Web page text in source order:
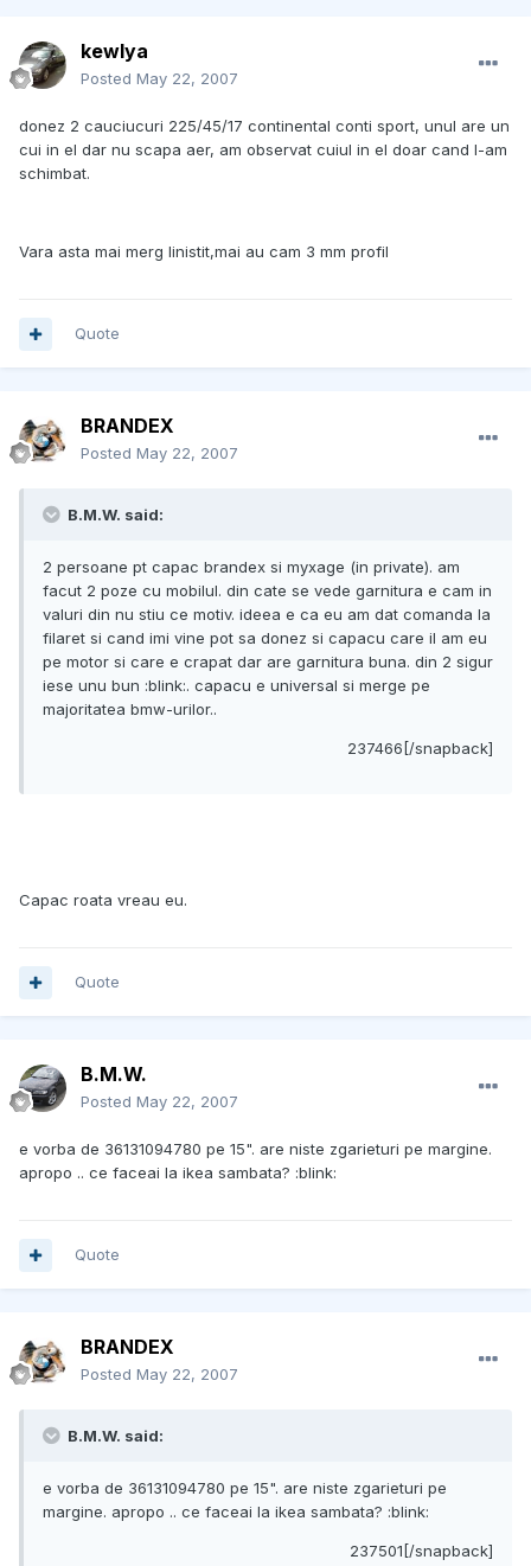
kewlya
Posted May 22, 2007
donez 2 cauciucuri 225/45/17 continental conti sport, unul are un
cui in el dar nu scapa aer, am observat cuiul in el doar cand l-am
schimbat.
Vara asta mai merg linistit,mai au cam 3 mm profil
Quote
BRANDEX
Posted May 22, 2007
B.M.W. said:
2 persoane pt capac brandex si myxage (in private). am
facut 2 poze cu mobilul. din cate se vede garnitura e cam in
valuri din nu stiu ce motiv. ideea e ca eu am dat comanda la
filaret si cand imi vine pot sa donez si capacu care il am eu
pe motor si care e crapat dar are garnitura buna. din 2 sigur
iese unu bun :blink:. capacu e universal si merge pe
majoritatea bmw-urilor..
237466[/snapback]
Capac roata vreau eu.
Quote
B.M.W.
Posted May 22, 2007
e vorba de 36131094780 pe 15". are niste zgarieturi pe margine.
apropo .. ce faceai la ikea sambata? :blink:
Quote
BRANDEX
Posted May 22, 2007
B.M.W. said:
e vorba de 36131094780 pe 15". are niste zgarieturi pe
margine. apropo .. ce faceai la ikea sambata? :blink:
237501[/snapback]